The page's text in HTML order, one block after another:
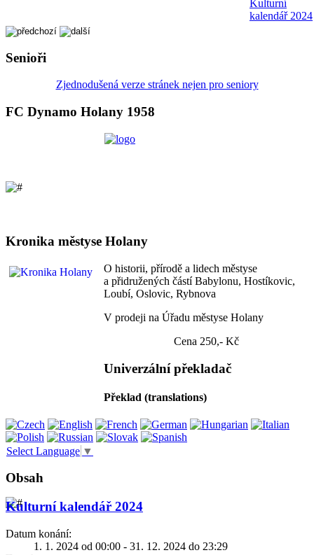
Kulturní
kalendář 2024
Senioři
Zjednodušená verze stránek nejen pro seniory
FC Dynamo Holany 1958
Kronika městyse Holany
O historii, přírodě a lidech městyse
a přidružených částí Babylonu, Hostíkovic,
Loubí, Oslovic, Rybnova
V prodeji na Úřadu městyse Holany
Cena 250,- Kč
Univerzální překladač
Překlad (translations)
Select Language ▼
Obsah
Kulturní kalendář 2024
Datum konání:
1. 1. 2024 od 00:00 - 31. 12. 2024 do 23:29